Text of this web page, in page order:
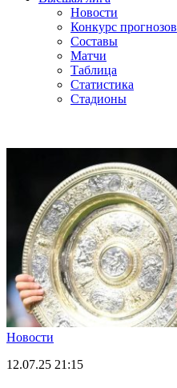
Новости
Конкурс прогнозов
Составы
Матчи
Таблица
Статистика
Стадионы
Новости
12.07.25 21:15